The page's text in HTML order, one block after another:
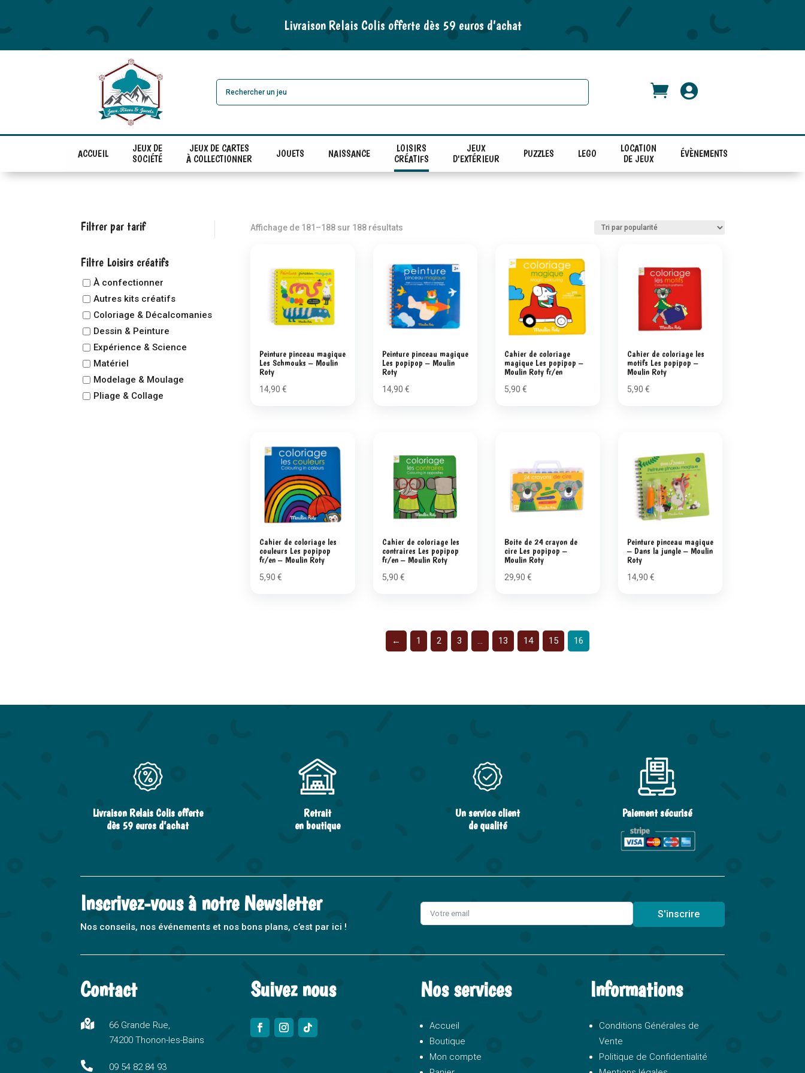
Livraison Relais Colis offerte dès 59 euros d’achat
 
ACCUEIL
JEUX DE
SOCIÉTÉ
JEUX DE CARTES
À COLLECTIONNER
JOUETS NAISSANCE
LOISIRS
CRÉATIFS
JEUX
D'EXTÉRIEUR
PUZZLES LEGO
LOCATION
DE JEUX
ÉVÈNEMENTS
Filtrer par tarif
Filtre Loisirs créatifs
À confectionner
Autres kits créatifs
Coloriage & Décalcomanies
Dessin & Peinture
Expérience & Science
Matériel
Modelage & Moulage
Pliage & Collage
Affichage de 181–188 sur 188 résultatsTrié
Peinture pinceau magique
Les Schmouks – Moulin
Roty
14,90 €
Peinture pinceau magique
Les popipop – Moulin
Roty
14,90 €
Cahier de coloriage
magique Les popipop –
Moulin Roty fr/en
5,90€
Cahier de coloriage les
motifs Les popipop –
Moulin Roty
5,90 €
Cahier de coloriage les
couleurs Les popipop
fr/en – Moulin Roty
5,90 €
Cahier de coloriage les
contraires Les popipop
fr/en – Moulin Roty
5,90 €
Boite de 24 crayon de
cire Les popipop –
Moulin Roty
29,90€
Peinture pinceau magique
– Dans la jungle – Moulin
Roty
14,90 €
← 1 2 3 … 13 14 15 16
Livraison Relais Colis offerte
dès 59 euros d’achat
Retrait
en boutique
Un service client
de qualité
Paiement sécurisé
Inscrivez-vous à notre Newsletter
Nos conseils, nos événements et nos bons plans, c’est par ici !
S'inscrire
e
Contact

66 Grande Rue,
74200 Thonon-les-Bains
 09 54 82 84 93
Suivez nous Nos services
Accueil
Boutique
Mon compte
Informations
Conditions Générales de
Vente
Politique de Confidentialité